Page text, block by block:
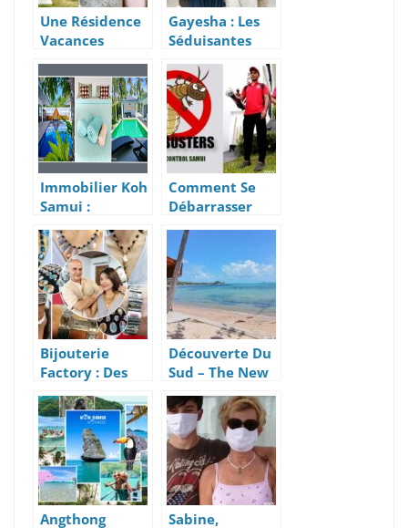
Une Résidence
Vacances
Glamour avec
Tentes De Luxe
Ou Villas
piscines
Gayesha : Les
Séduisantes
Boutiques Déco
Bali de V&V à
Samui
Immobilier Koh
Samui :
Location 1 villa
et 1 Villa à
Vendre
Comment Se
Débarrasser
Efficacement
Des Termites Et
Nuisibles
Bijouterie
Factory : Des
Joyaux
Artisanaux
Uniques,
Éditions
Limitées – Koh
Samui
Découverte Du
Sud – The New
French Kiss
Angthong
Sabine,